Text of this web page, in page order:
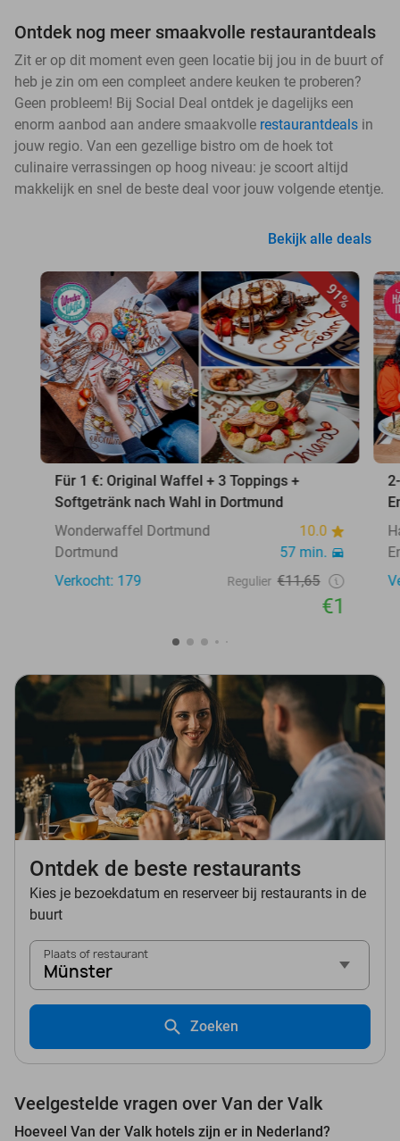
Ontdek nog meer smaakvolle restaurantdeals
Zit er op dit moment even geen locatie bij jou in de buurt of
heb je zin om een compleet andere keuken te proberen?
Geen probleem! Bij Social Deal ontdek je dagelijks een
enorm aanbod aan andere smaakvolle restaurantdeals in
jouw regio. Van een gezellige bistro om de hoek tot
culinaire verrassingen op hoog niveau: je scoort altijd
makkelijk en snel de beste deal voor jouw volgende etentje.
Bekijk alle deals
91%
Für 1 €: Original Waffel + 3 Toppings +
Softgetränk nach Wahl in Dortmund
Wonderwaffel Dortmund
10.0
Dortmund
57 min.
Verkocht: 179
Regulier €11,65
€1
Ontdek de beste restaurants
Kies je bezoekdatum en reserveer bij restaurants in de
buurt
Plaats of restaurant
Münster
Zoeken
Veelgestelde vragen over Van der Valk
Hoeveel Van der Valk hotels zijn er in Nederland?